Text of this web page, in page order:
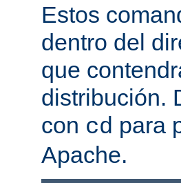
Estos
dentro del
que
distribución.
con cd para
Apache.